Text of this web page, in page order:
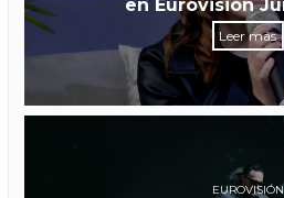
en Eurovisión
Leer más
EUROVISIÓN